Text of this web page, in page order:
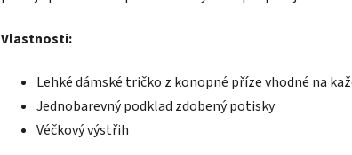
Vlastnosti:
Lehké dámské tričko z konopné příze vhodné na
Jednobarevný podklad zdobený potisky
Véčkový výstřih